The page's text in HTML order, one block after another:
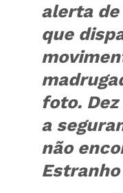
alerta de
que
foto.
a
não